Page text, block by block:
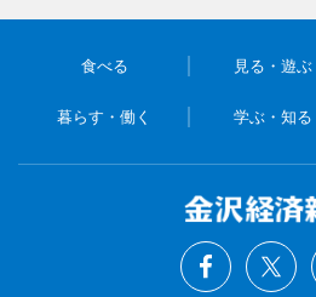
食べる 見る・遊ぶ
暮らす・働く 学ぶ・知る